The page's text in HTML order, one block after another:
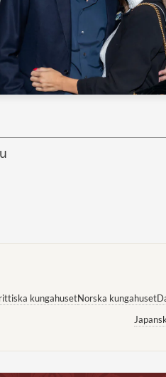
kungahusetNorska kungahuset